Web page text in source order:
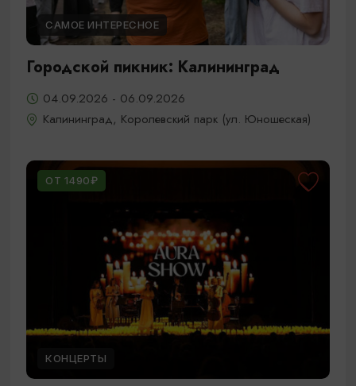
САМОЕ ИНТЕРЕСНОЕ
Городской пикник: Калининград
04.09.2026 - 06.09.2026
Калининград, Королевский парк (ул. Юношеская)
ОТ 1490₽
КОНЦЕРТЫ